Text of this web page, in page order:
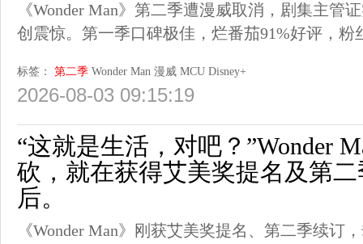
《Wonder Man》第二季遭漫威取消，剧集主管
创震惊。第一季口碑极佳，烂番茄91%好评，粉
标签： 第二季 Wonder Man 漫威 MCU Disney+
2026-08-03 09:15:19
“这就是生活，对吧？”Wonder
砍，就在获得艾美奖提名及第
后。
《Wonder Man》刚获艾美奖提名、第二季续订